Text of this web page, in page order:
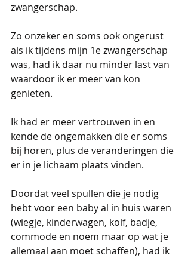
zwangerschap.
Zo onzeker en soms ook ongerust
als ik tijdens mijn 1e zwangerschap
was, had ik daar nu minder last van
waardoor ik er meer van kon
genieten.
Ik had er meer vertrouwen in en
kende de ongemakken die er soms
bij horen, plus de veranderingen die
er in je lichaam plaats vinden.
Doordat veel spullen die je nodig
hebt voor een baby al in huis waren
(wiegje, kinderwagen, kolf, badje,
commode en noem maar op wat je
allemaal aan moet schaffen), had ik